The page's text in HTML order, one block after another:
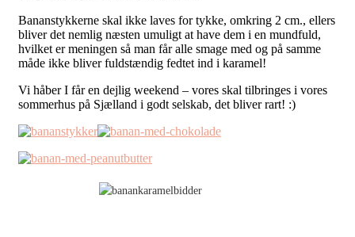
Bananstykkerne skal ikke laves for tykke, omkring 2 cm., ellers
bliver det nemlig næsten umuligt at have dem i en mundfuld,
hvilket er meningen så man får alle smage med og på samme
måde ikke bliver fuldstændig fedtet ind i karamel!
Vi håber I får en dejlig weekend – vores skal tilbringes i vores
sommerhus på Sjælland i godt selskab, det bliver rart! :)